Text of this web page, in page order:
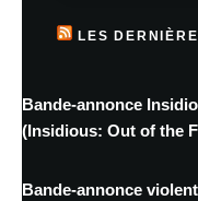
LES
Bande-annonce
(Insidious: Out of the
Bande-annonce